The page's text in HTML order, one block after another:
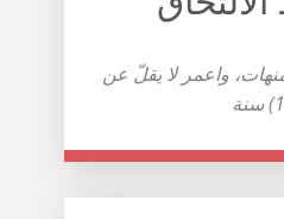
منهات، واعمر لا يقلّ عن